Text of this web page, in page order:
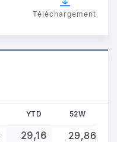
Téléchargement
YTD 52W
29,16
29,86